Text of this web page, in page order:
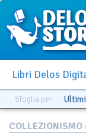
Libri Delos
Sfoglia per
COLLEZIONISMO